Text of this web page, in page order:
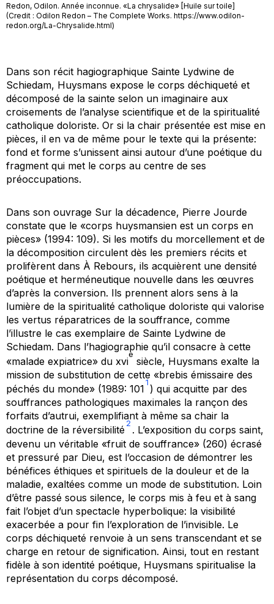
Redon, Odilon. Année inconnue. «La chrysalide» [Huile sur toile]
(Credit : Odilon Redon – The Complete Works. https://www.odilon-
redon.org/La-Chrysalide.html)
Dans son récit hagiographique Sainte Lydwine de
Schiedam, Huysmans expose le corps déchiqueté et
décomposé de la sainte selon un imaginaire aux
croisements de l’analyse scientifique et de la spiritualité
catholique doloriste. Or si la chair présentée est mise en
pièces, il en va de même pour le texte qui la présente:
fond et forme s’unissent ainsi autour d’une poétique du
fragment qui met le corps au centre de ses
préoccupations.
Dans son ouvrage Sur la décadence, Pierre Jourde
constate que le «corps huysmansien est un corps en
pièces» (1994: 109). Si les motifs du morcellement et de
la décomposition circulent dès les premiers récits et
prolifèrent dans À Rebours, ils acquièrent une densité
poétique et herméneutique nouvelle dans les œuvres
d’après la conversion. Ils prennent alors sens à la
lumière de la spiritualité catholique doloriste qui valorise
les vertus réparatrices de la souffrance, comme
l’illustre le cas exemplaire de Sainte Lydwine de
Schiedam. Dans l’hagiographie qu’il consacre à cette
«malade expiatrice» du xvi
e
siècle, Huysmans exalte la
mission de substitution de cette «brebis émissaire des
péchés du monde» (1989: 101
1
) qui acquitte par des
souffrances pathologiques maximales la rançon des
forfaits d’autrui, exemplifiant à même sa chair la
doctrine de la réversibilité
2
. L’exposition du corps saint,
devenu un véritable «fruit de souffrance» (260) écrasé
et pressuré par Dieu, est l’occasion de démontrer les
bénéfices éthiques et spirituels de la douleur et de la
maladie, exaltées comme un mode de substitution. Loin
d’être passé sous silence, le corps mis à feu et à sang
fait l’objet d’un spectacle hyperbolique: la visibilité
exacerbée a pour fin l’exploration de l’invisible. Le
corps déchiqueté renvoie à un sens transcendant et se
charge en retour de signification. Ainsi, tout en restant
fidèle à son identité poétique, Huysmans spiritualise la
représentation du corps décomposé.